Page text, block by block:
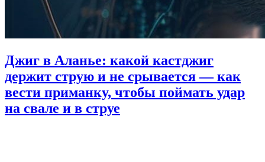
Джиг в Аланье: какой кастджиг
держит струю и не срывается — как
вести приманку, чтобы поймать удар
на свале и в струе